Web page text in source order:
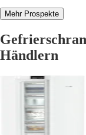
Mehr Prospekte
Händlern